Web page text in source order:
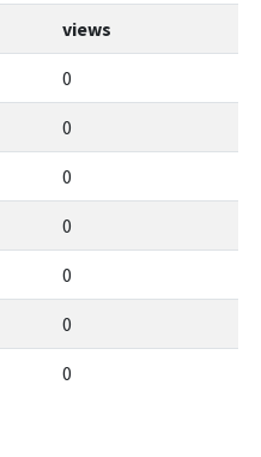
views
0
0
0
0
0
0
0